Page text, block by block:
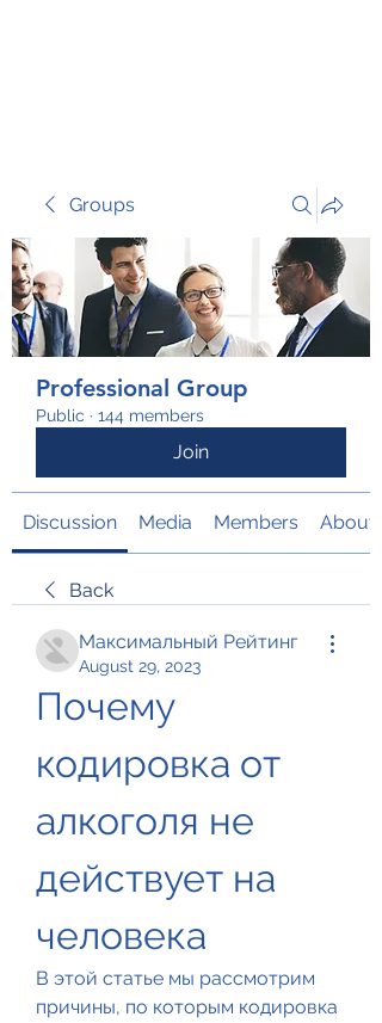
Groups
Professional Group
Public · 144 members
Join
Discussion Media Members About
Back
Максимальный Рейтинг
August 29, 2023
Почему
кодировка от
алкоголя не
действует на
человека
В этой статье мы рассмотрим
причины, по которым кодировка